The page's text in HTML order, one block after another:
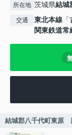
所在地 茨城県結城
交通 東北本線 「
関東鉄道常
結城郡八千代町東原